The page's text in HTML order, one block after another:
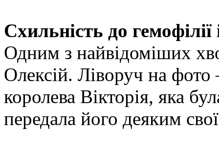
Схильність до гемофілії
Одним з найвідоміших
Олексій. Ліворуч на
королева Вікторія, яка
передала його деяким